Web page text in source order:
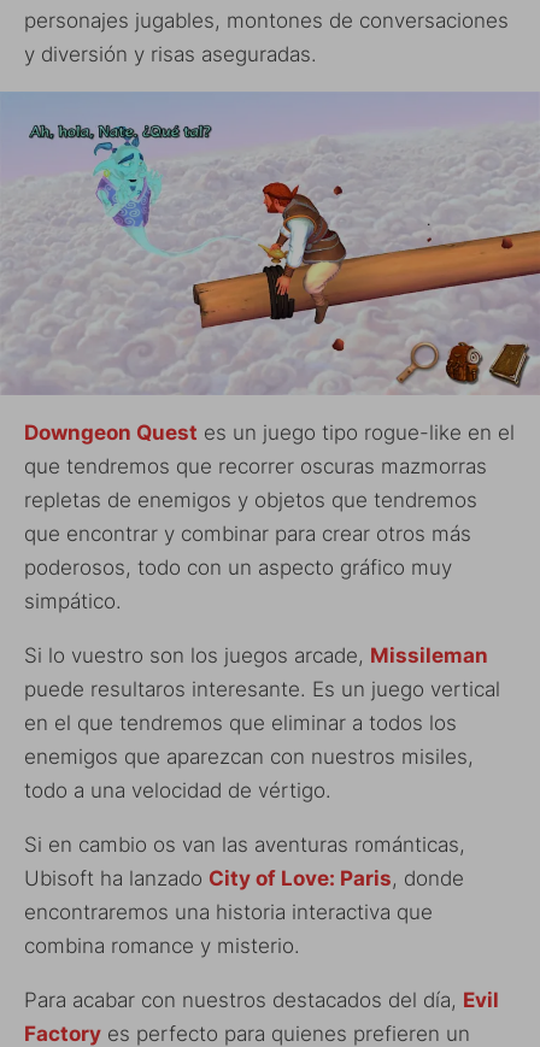
personajes jugables, montones de conversaciones
y diversión y risas aseguradas.
Downgeon Quest es un juego tipo rogue-like en el
que tendremos que recorrer oscuras mazmorras
repletas de enemigos y objetos que tendremos
que encontrar y combinar para crear otros más
poderosos, todo con un aspecto gráfico muy
simpático.
Si lo vuestro son los juegos arcade, Missileman
puede resultaros interesante. Es un juego vertical
en el que tendremos que eliminar a todos los
enemigos que aparezcan con nuestros misiles,
todo a una velocidad de vértigo.
Si en cambio os van las aventuras románticas,
Ubisoft ha lanzado City of Love: Paris, donde
encontraremos una historia interactiva que
combina romance y misterio.
Para acabar con nuestros destacados del día, Evil
Factory es perfecto para quienes prefieren un